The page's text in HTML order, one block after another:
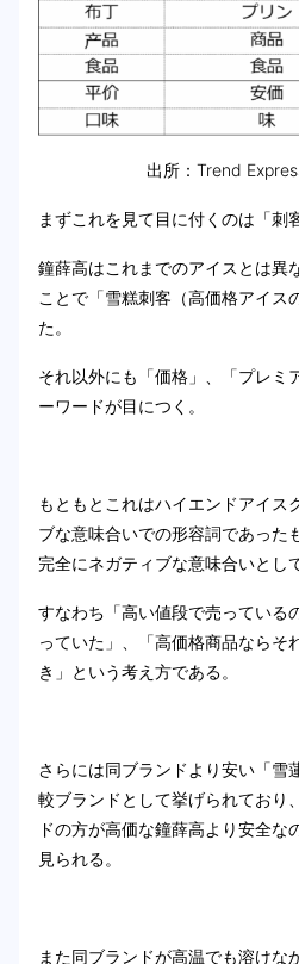
出所：Trend
まずこれを見て目に付くのは「刺
鐘薛高はこれまでのアイスとは異
ことで「雪糕刺客（高価格アイス
た。
それ以外にも「価格」、「プレミ
ーワードが目につく。
もともとこれはハイエンドアイス
ブな意味合いでの形容詞であった
完全にネガティブな意味合いとし
すなわち「高い値段で売っている
っていた」、「高価格商品ならそ
き」という考え方である。
さらには同ブランドより安い「雪
較ブランドとして挙げられており
ドの方が高価な鐘薛高より安全な
見られる。
また同ブランドが高温でも溶けな